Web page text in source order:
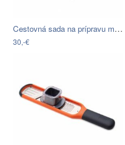
Cestovná sada na prípravu miešaných…
30,-€